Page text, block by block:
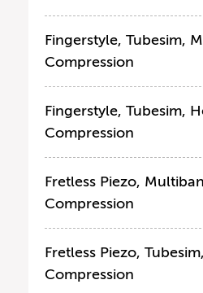
Fingerstyle, Tubesim,
Compression
Fingerstyle, Tubesim,
Compression
Fretless Piezo,
Compression
Fretless Piezo,
Compression